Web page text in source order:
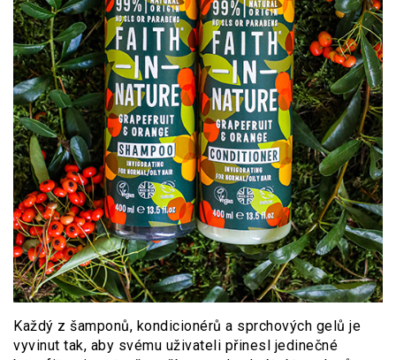
Každý z šamponů, kondicionérů a sprchových gelů je
vyvinut tak, aby svému uživateli přinesl jedinečné